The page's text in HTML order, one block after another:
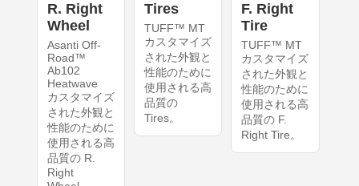
R. Right
Wheel
Asanti Off-
Road™
Ab102
Heatwave
カスタマイズ
された外観と
性能のために
使用される高
品質の R.
Right
Tires
TUFF™ MT
カスタマイズ
された外観と
性能のために
使用される高
品質の
Tires。
F. Right
Tire
TUFF™ MT
カスタマイズ
された外観と
性能のために
使用される高
品質の F.
Right Tire。